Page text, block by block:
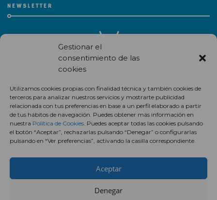
Gestionar el
consentimiento de las
cookies
Utilizamos cookies propias con finalidad técnica y también cookies de
terceros para analizar nuestros servicios y mostrarte publicidad
relacionada con tus preferencias en base a un perfil elaborado a partir
de tus hábitos de navegación. Puedes obtener más información en
nuestra Política de Cookies. Puedes aceptar todas las cookies pulsando
el botón “Aceptar”, rechazarlas pulsando “Denegar” o configurarlas
pulsando en “Ver preferencias”, activando la casilla correspondiente.
Aceptar
Denegar
NEWSLETTER
centro comercial.
Suscríbete